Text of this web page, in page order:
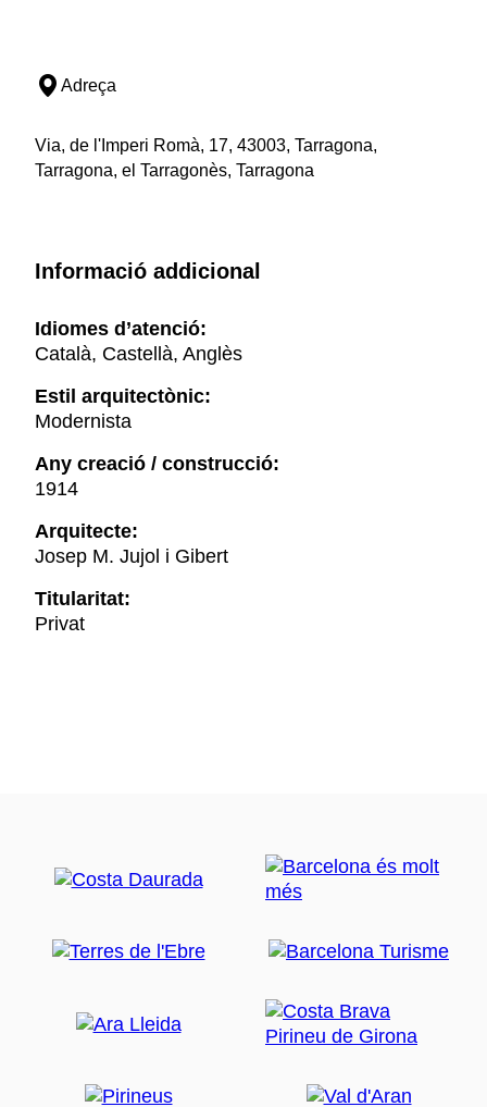
Adreça
Via, de l'Imperi Romà, 17, 43003, Tarragona,
Tarragona, el Tarragonès, Tarragona
Informació addicional
Idiomes d’atenció:
Català, Castellà, Anglès
Estil arquitectònic:
Modernista
Any creació / construcció:
1914
Arquitecte:
Josep M. Jujol i Gibert
Titularitat:
Privat